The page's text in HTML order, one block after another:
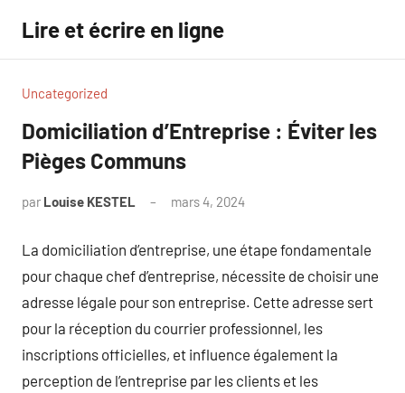
contenu
Lire et écrire en ligne
Uncategorized
Domiciliation d’Entreprise : Éviter les
Pièges Communs
par Louise KESTEL mars 4, 2024
La domiciliation d’entreprise, une étape fondamentale
pour chaque chef d’entreprise, nécessite de choisir une
adresse légale pour son entreprise. Cette adresse sert
pour la réception du courrier professionnel, les
inscriptions officielles, et influence également la
perception de l’entreprise par les clients et les